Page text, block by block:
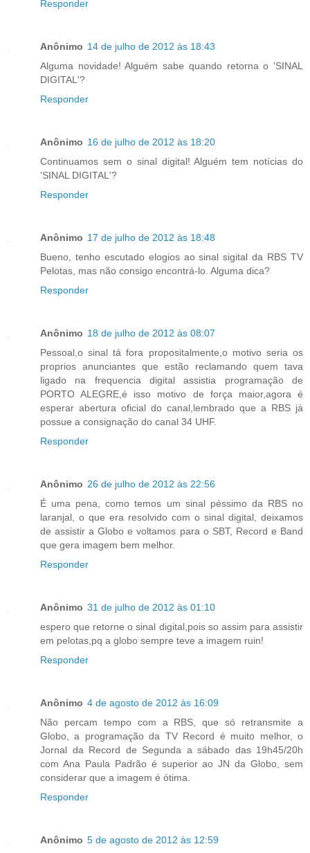
Responder
Anônimo 14 de julho de 2012 às 18:43
Alguma novidade! Alguém sabe quando retorna o 'SINAL
DIGITAL'?
Responder
Anônimo 16 de julho de 2012 às 18:20
Continuamos sem o sinal digital! Alguém tem notícias do
'SINAL DIGITAL'?
Responder
Anônimo 17 de julho de 2012 às 18:48
Bueno, tenho escutado elogios ao sinal sigital da RBS TV
Pelotas, mas não consigo encontrá-lo. Alguma dica?
Responder
Anônimo 18 de julho de 2012 às 08:07
Pessoal,o sinal tá fora propositalmente,o motivo seria os
proprios anunciantes que estão reclamando quem tava
ligado na frequencia digital assistia programação de
PORTO ALEGRE,é isso motivo de força maior,agora é
esperar abertura oficial do canal,lembrado que a RBS já
possue a consignação do canal 34 UHF.
Responder
Anônimo 26 de julho de 2012 às 22:56
É uma pena, como temos um sinal péssimo da RBS no
laranjal, o que era resolvido com o sinal digital, deixamos
de assistir a Globo e voltamos para o SBT, Record e Band
que gera imagem bem melhor.
Responder
Anônimo 31 de julho de 2012 às 01:10
espero que retorne o sinal digital,pois so assim para assistir
em pelotas,pq a globo sempre teve a imagem ruin!
Responder
Anônimo 4 de agosto de 2012 às 16:09
Não percam tempo com a RBS, que só retransmite a
Globo, a programação da TV Record é muito melhor, o
Jornal da Record de Segunda a sábado das 19h45/20h
com Ana Paula Padrão é superior ao JN da Globo, sem
considerar que a imagem é ótima.
Responder
Anônimo 5 de agosto de 2012 às 12:59